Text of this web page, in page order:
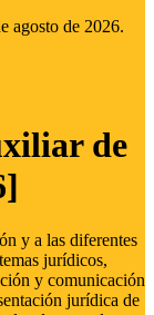
agosto de 2026.
de
y a las diferentes
jurídicos,
y comunicación
jurídica de